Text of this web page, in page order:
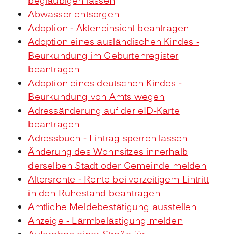
Abwasser entsorgen
Adoption - Akteneinsicht beantragen
Adoption eines ausländischen Kindes -
Beurkundung im Geburtenregister
beantragen
Adoption eines deutschen Kindes -
Beurkundung von Amts wegen
Adressänderung auf der eID-Karte
beantragen
Adressbuch - Eintrag sperren lassen
Änderung des Wohnsitzes innerhalb
derselben Stadt oder Gemeinde melden
Altersrente - Rente bei vorzeitigem Eintritt
in den Ruhestand beantragen
Amtliche Meldebestätigung ausstellen
Anzeige - Lärmbelästigung melden